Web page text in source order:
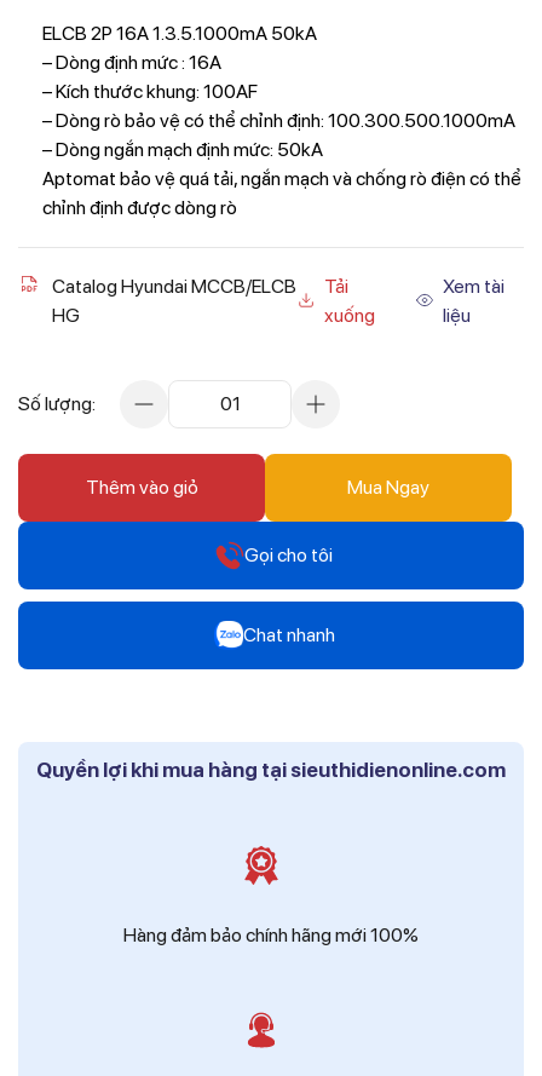
ELCB 2P 16A 1.3.5.1000mA 50kA
– Dòng định mức : 16A
– Kích thước khung: 100AF
– Dòng rò bảo vệ có thể chỉnh định: 100.300.500.1000mA
– Dòng ngắn mạch định mức: 50kA
Aptomat bảo vệ quá tải, ngắn mạch và chống rò điện có thể
chỉnh định được dòng rò
Catalog Hyundai MCCB/ELCB
HG
Tải
xuống
Xem tài
liệu
Số lượng: 01
Thêm vào giỏ Mua Ngay
Gọi cho tôi
0916 804 808
Chat nhanh
Mr Trâm - Điện Thái Dương
Quyền lợi khi mua hàng tại sieuthidienonline.com
Hàng đảm bảo chính hãng mới 100%